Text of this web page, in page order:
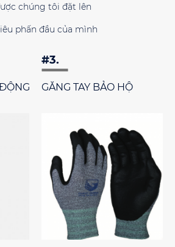
chúng tôi đặt lên
phấn đầu của mình
GĂNG TAY BẢO HỘ